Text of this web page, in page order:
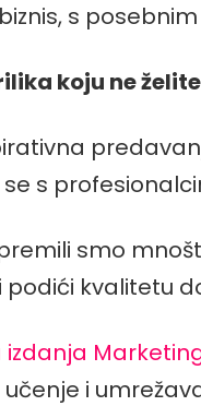
s
koju ne
s
smo
podići kvalitetu
izdanja
učenje i